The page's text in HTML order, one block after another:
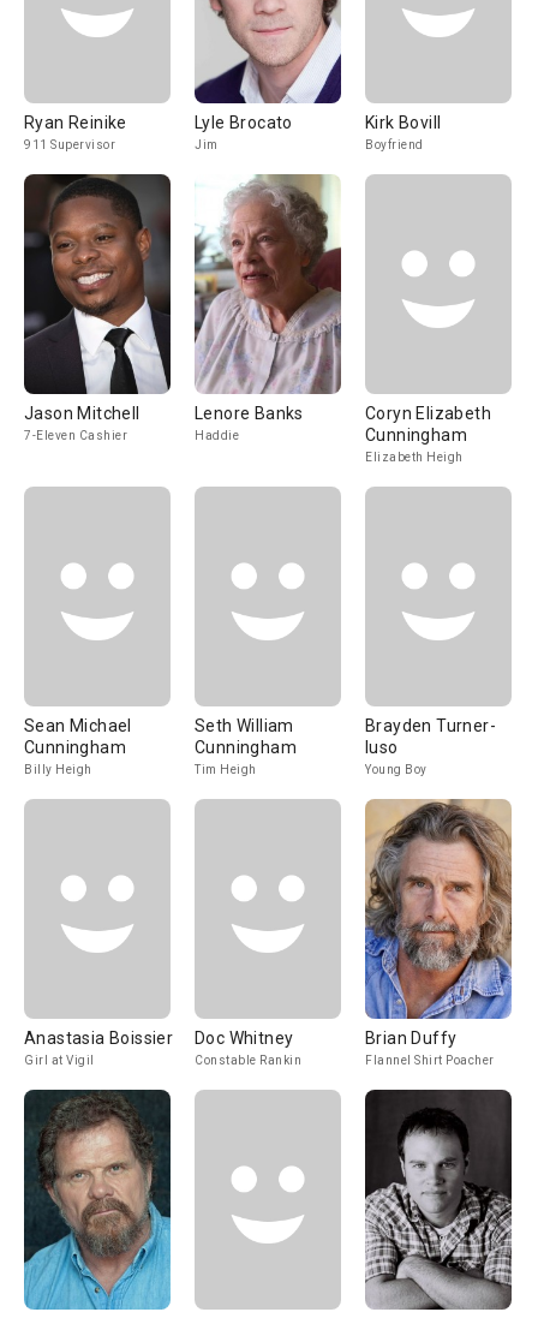
Ryan Reinike
911 Supervisor
Lyle Brocato
Jim
Kirk Bovill
Boyfriend
Jason Mitchell
7-Eleven Cashier
Lenore Banks
Haddie
Coryn Elizabeth
Cunningham
Elizabeth Heigh
Sean Michael
Cunningham
Billy Heigh
Seth William
Cunningham
Tim Heigh
Brayden Turner-
Iuso
Young Boy
Anastasia Boissier
Girl at Vigil
Doc Whitney
Constable Rankin
Brian Duffy
Flannel Shirt Poacher